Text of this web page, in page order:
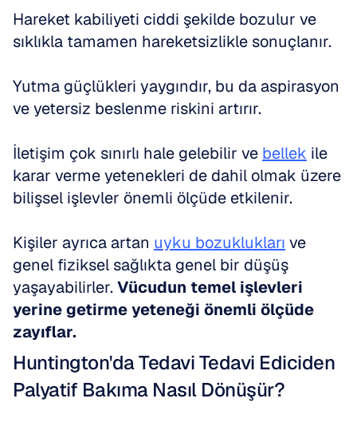
Hareket kabiliyeti ciddi şekilde bozulur ve
sıklıkla tamamen hareketsizlikle sonuçlanır.
Yutma güçlükleri yaygındır, bu da aspirasyon
ve yetersiz beslenme riskini artırır.
İletişim çok sınırlı hale gelebilir ve bellek ile
karar verme yetenekleri de dahil olmak üzere
bilişsel işlevler önemli ölçüde etkilenir.
Kişiler ayrıca artan uyku bozuklukları ve
genel fiziksel sağlıkta genel bir düşüş
yaşayabilirler. Vücudun temel işlevleri
yerine getirme yeteneği önemli ölçüde
zayıflar.
Huntington'da Tedavi Tedavi Ediciden
Palyatif Bakıma Nasıl Dönüşür?